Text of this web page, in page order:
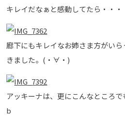
キレイだなぁと感動してたら・・・
廊下にもキレイなお姉さま方がい
きました。(・∀・)
アッキーナは、更にこんなところ
b